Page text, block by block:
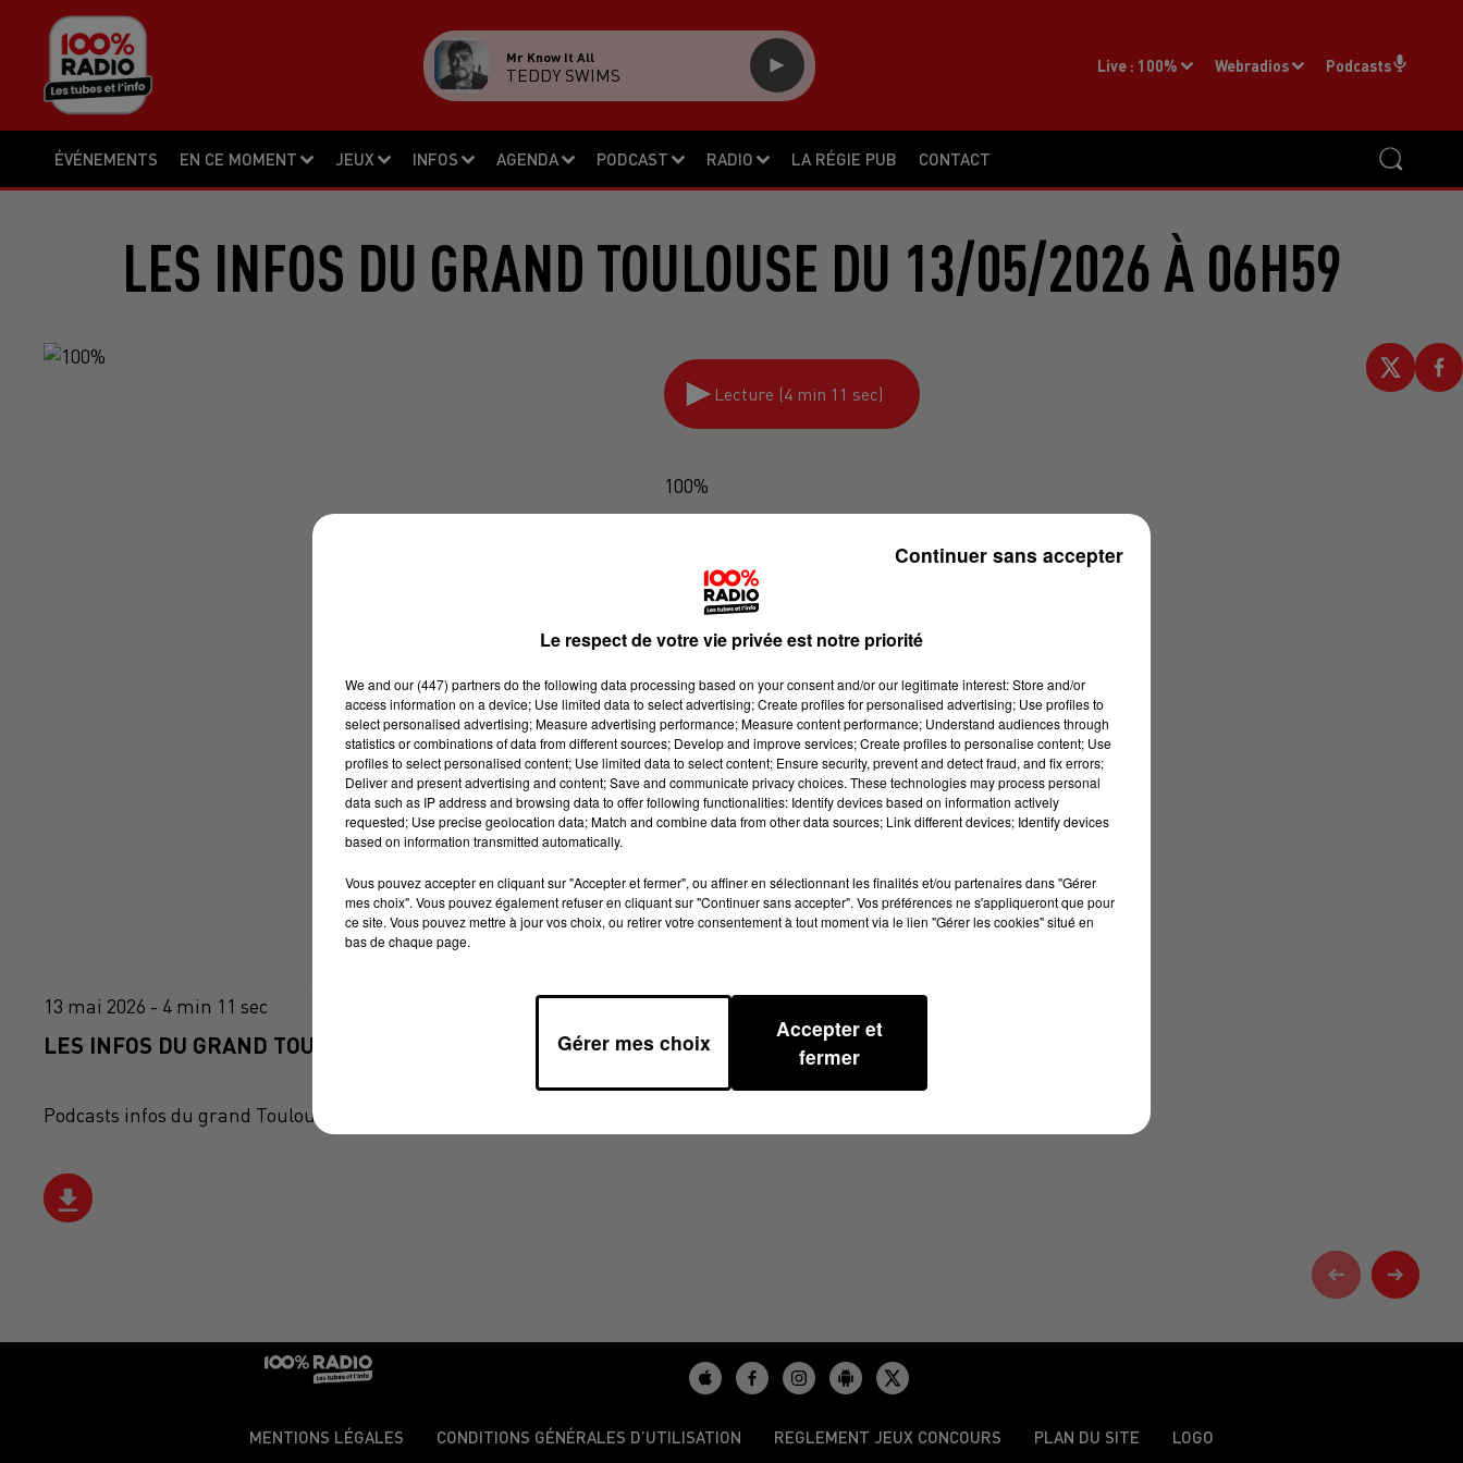
ÉVÉNEMENTS EN CE MOMENT JEUX INFOS AGENDA PODCAST RADIO LA RÉGIE PUB CONTACT
Live : 100% Webradios Podcasts
Mr Know It All
TEDDY SWIMS
LES INFOS DU GRAND TOULOUSE DU 13/05/2026 À 06H59
Lecture (4 min 11 sec)
100%
13 mai 2026 - 4 min 11 sec
LES INFOS DU GRAND TOULOUSE DU 13/05/2026 À 06H59
Podcasts infos du grand Toulouse
MENTIONS LÉGALES CONDITIONS GÉNÉRALES D’UTILISATION REGLEMENT JEUX CONCOURS PLAN DU SITE LOGO
Le respect de votre vie privée est notre priorité
We and our (447) partnersdo the following data processing based on your consent and/or our legitimate interest: Store and/or
access information on a device; Use limited data to select advertising; Create profiles for personalised advertising; Use profiles to
select personalised advertising; Measure advertising performance; Measure content performance; Understand audiences through
statistics or combinations of data from different sources; Develop and improve services; Create profiles to personalise content; Use
profiles to select personalised content; Use limited data to select content; Ensure security, prevent and detect fraud, and fix errors;
Deliver and present advertising and content; Save and communicate privacy choices. These technologies may process personal
data such as IP address and browsing data to offer following functionalities: Identify devices based on information actively
requested; Use precise geolocation data; Match and combine data from other data sources; Link different devices; Identify devices
based on information transmitted automatically.
Vous pouvez accepter en cliquant sur "Accepter et fermer", ou affiner en sélectionnant les finalités et/ou partenaires dans "Gérer
mes choix". Vous pouvez également refuser en cliquant sur "Continuer sans accepter". Vos préférences ne s'appliqueront que pour
ce site. Vous pouvez mettre à jour vos choix, ou retirer votre consentement à tout moment via le lien "Gérer les cookies" situé en
bas de chaque page.
Gérer mes choix
Accepter et
fermer
Continuer sans accepter